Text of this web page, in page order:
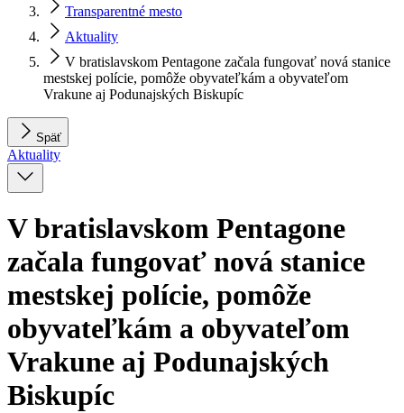
Transparentné mesto
Aktuality
V bratislavskom Pentagone začala fungovať nová stanice
mestskej polície, pomôže obyvateľkám a obyvateľom
Vrakune aj Podunajských Biskupíc
Späť
Aktuality
V bratislavskom Pentagone
začala fungovať nová stanice
mestskej polície, pomôže
obyvateľkám a obyvateľom
Vrakune aj Podunajských
Biskupíc